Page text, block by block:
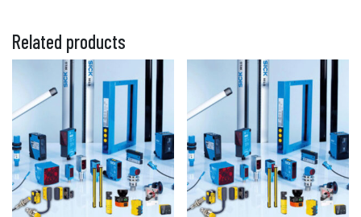
Related products